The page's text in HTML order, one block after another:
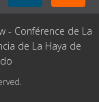
- Conférence de La
de La Haya de